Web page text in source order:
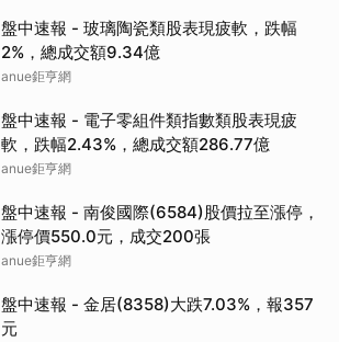
盤中速報 - 玻璃陶瓷類股表現疲軟，跌幅
2%，總成交額9.34億
anue鉅亨網
盤中速報 - 電子零組件類指數類股表現疲
軟，跌幅2.43%，總成交額286.77億
anue鉅亨網
盤中速報 - 南俊國際(6584)股價拉至漲停，
漲停價550.0元，成交200張
anue鉅亨網
盤中速報 - 金居(8358)大跌7.03%，報357
元